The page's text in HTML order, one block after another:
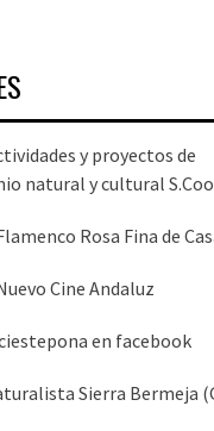
y proyectos de
natural y cultural
Rosa Fina de
Cine Andaluz
en facebook
Sierra Bermeja